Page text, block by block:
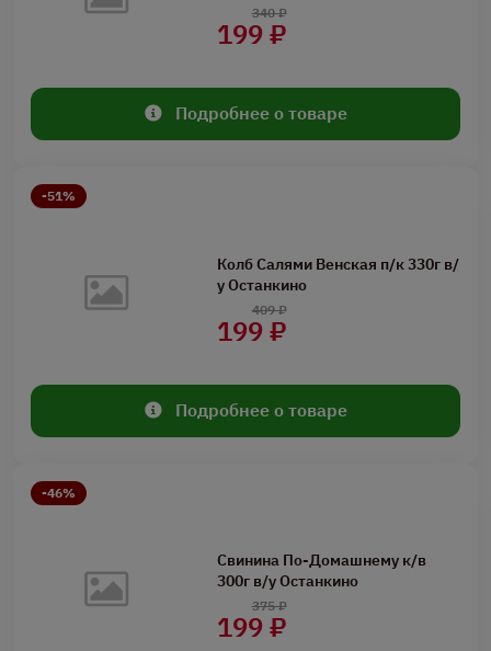
199 ₽
340 ₽
Подробнее о товаре
-51%
Колб Салями Венская п/к 330г в/
у Останкино
199 ₽
409 ₽
Подробнее о товаре
-46%
Свинина По-Домашнему к/в
300г в/у Останкино
199 ₽
375 ₽